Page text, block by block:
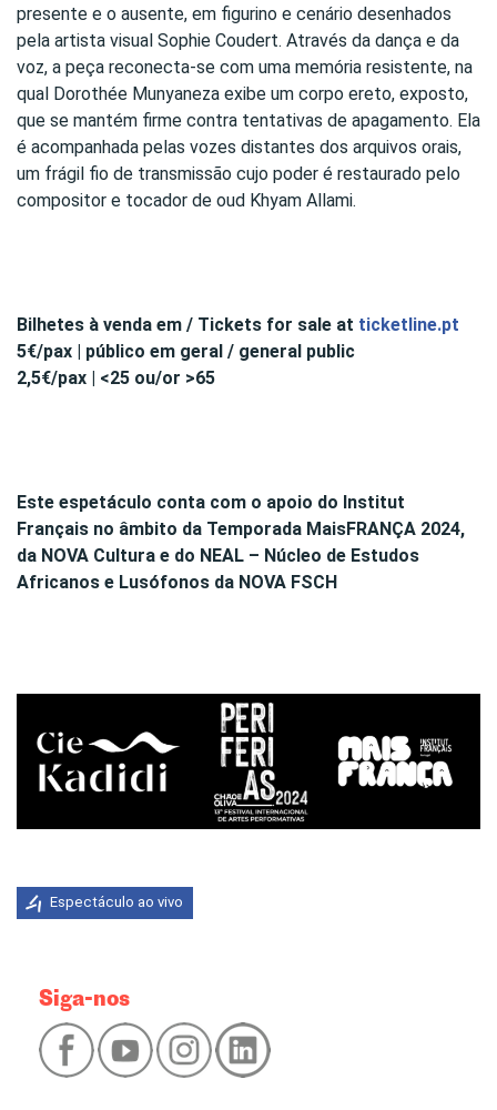
presente e o ausente, em figurino e cenário desenhados
pela artista visual Sophie Coudert. Através da dança e da
voz, a peça reconecta-se com uma memória resistente, na
qual Dorothée Munyaneza exibe um corpo ereto, exposto,
que se mantém firme contra tentativas de apagamento. Ela
é acompanhada pelas vozes distantes dos arquivos orais,
um frágil fio de transmissão cujo poder é restaurado pelo
compositor e tocador de oud Khyam Allami.
Bilhetes à venda em / Tickets for sale at ticketline.pt
5€/pax | público em geral / general public
2,5€/pax | <25 ou/or >65
Este espetáculo conta com o apoio do Institut
Français no âmbito da Temporada MaisFRANÇA 2024,
da NOVA Cultura e do NEAL – Núcleo de Estudos
Africanos e Lusófonos da NOVA FSCH
Espectáculo ao vivo
Siga-nos